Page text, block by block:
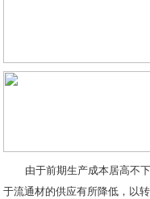
由于前期生产成本居高不
于流通材的供应有所降低，以